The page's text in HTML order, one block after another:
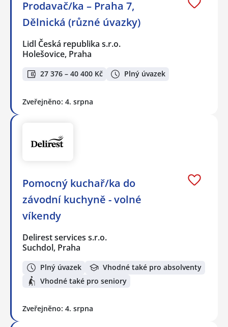
Prodavač/ka – Praha 7,
Dělnická (různé úvazky)
Lidl Česká republika s.r.o.
Holešovice, Praha
27 376 – 40 400 Kč Plný úvazek
Zveřejněno: 4. srpna
Pomocný kuchař/ka do
závodní kuchyně - volné
víkendy
Delirest services s.r.o.
Suchdol, Praha
Plný úvazek
Vhodné také pro absolventy
Vhodné také pro seniory
Zveřejněno: 4. srpna